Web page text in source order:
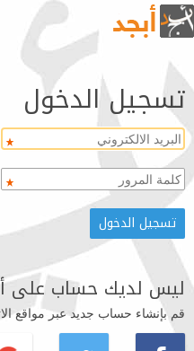
تسجيل الدخول
ليس لديك حساب على
قم بإنشاء حساب جديد عبر مواقع